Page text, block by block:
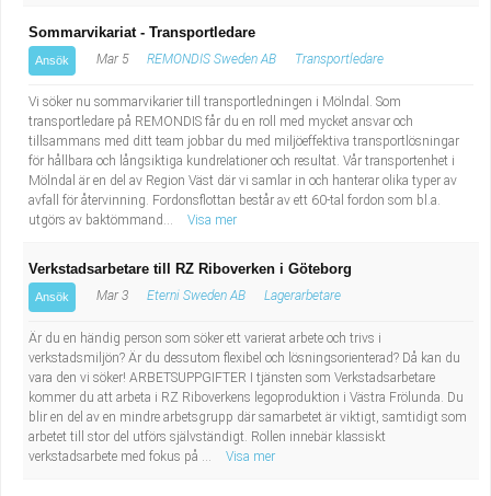
Sommarvikariat - Transportledare
Ansök Mar 5 REMONDIS Sweden AB Transportledare
Vi söker nu sommarvikarier till transportledningen i Mölndal. Som
transportledare på REMONDIS får du en roll med mycket ansvar och
tillsammans med ditt team jobbar du med miljöeffektiva transportlösningar
för hållbara och långsiktiga kundrelationer och resultat. Vår transportenhet i
Mölndal är en del av Region Väst där vi samlar in och hanterar olika typer av
avfall för återvinning. Fordonsflottan består av ett 60-tal fordon som bl.a.
utgörs av baktömmand...
Visa mer
Verkstadsarbetare till RZ Riboverken i Göteborg
Ansök Mar 3 Eterni Sweden AB Lagerarbetare
Är du en händig person som söker ett varierat arbete och trivs i
verkstadsmiljön? Är du dessutom flexibel och lösningsorienterad? Då kan du
vara den vi söker! ARBETSUPPGIFTER I tjänsten som Verkstadsarbetare
kommer du att arbeta i RZ Riboverkens legoproduktion i Västra Frölunda. Du
blir en del av en mindre arbetsgrupp där samarbetet är viktigt, samtidigt som
arbetet till stor del utförs självständigt. Rollen innebär klassiskt
verkstadsarbete med fokus på ...
Visa mer